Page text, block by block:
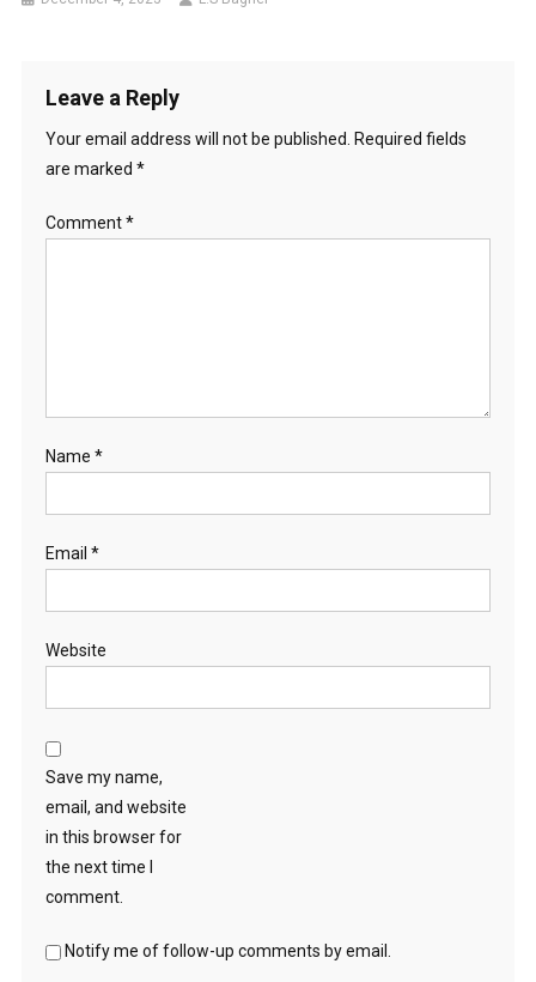
Leave a Reply
Your email address will not be published.
Required fields
are marked *
Comment*
Name *
Email *
Website
Save my name,
email, and website
in this browser for
the next time I
comment.
Notify me of follow-up comments by email.